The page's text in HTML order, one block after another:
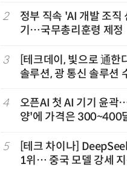
2
정부 직속 'AI 개발 조직
기…국무총리훈령 제정
3
[테크데이, 빛으로 通한
솔루션, 광 통신 솔루션
략'
4
오픈AI 첫 AI 기기 윤곽
양'에 가격은 300~400
5
[테크 차이나]
1위… 중국 모델 강세